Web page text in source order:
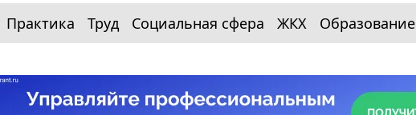
Практика Труд Социальная сфера ЖКХ Образование